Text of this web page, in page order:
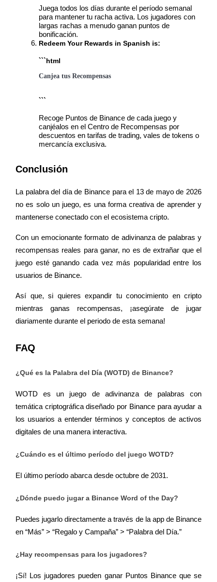
Aprender Staking
Bitrue
AI
¡Hasta un 65% de comisiones!
Referencia
Invita a un amigo para recibir recompensas en efectivo
BTC Welcome Rewards
Juega todos los días durante el período semanal
para mantener tu racha activa. Los jugadores con
largas rachas a menudo ganan puntos de
bonificación.
Redeem Your Rewards in Spanish is:
Canjea tus Recompensas
```
Recoge Puntos de Binance de cada juego y
canjéalos en el Centro de Recompensas por
descuentos en tarifas de trading, vales de tokens o
mercancía exclusiva.
Conclusión
La palabra del día de Binance para el 13 de mayo de 2026
no es solo un juego, es una forma creativa de aprender y
mantenerse conectado con el ecosistema cripto.
Con un emocionante formato de adivinanza de palabras y
recompensas reales para ganar, no es de extrañar que el
juego esté ganando cada vez más popularidad entre los
usuarios de Binance.
Así que, si quieres expandir tu conocimiento en cripto
mientras ganas recompensas, ¡asegúrate de jugar
diariamente durante el periodo de esta semana!
FAQ
¿Qué es la Palabra del Día (WOTD) de Binance?
WOTD es un juego de adivinanza de palabras con
temática criptográfica diseñado por Binance para ayudar a
los usuarios a entender términos y conceptos de activos
digitales de una manera interactiva.
¿Cuándo es el último período del juego WOTD?
El último período abarca desde octubre de 2031.
¿Dónde puedo jugar a Binance Word of the Day?
Puedes jugarlo directamente a través de la app de Binance
en “Más” > “Regalo y Campaña” > “Palabra del Día.”
¿Hay recompensas para los jugadores?
¡Sí! Los jugadores pueden ganar Puntos Binance que se